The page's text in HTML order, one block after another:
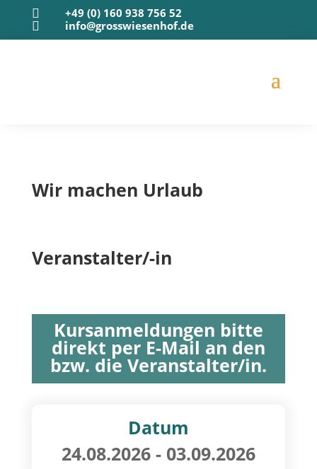

+49 (0) 160 938 756 52

info@grosswiesenhof.de
Wir machen Urlaub
Veranstalter/-in
Kursanmeldungen bitte
direkt per E-Mail an den
bzw. die Veranstalter/in.
Datum
24.08.2026- 03.09.2026